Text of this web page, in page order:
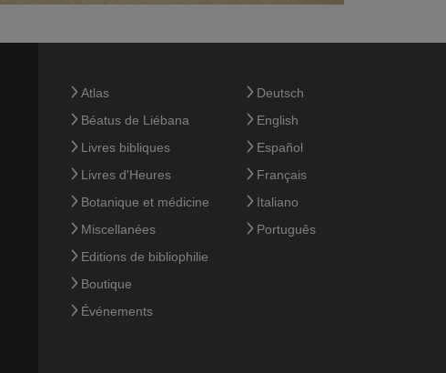
Atlas
Béatus de Liébana
Livres bibliques
Livres d'Heures
Botanique et médicine
Miscellanées
Editions de bibliophilie
Boutique
Événements
Deutsch
English
Español
Français
Italiano
Português